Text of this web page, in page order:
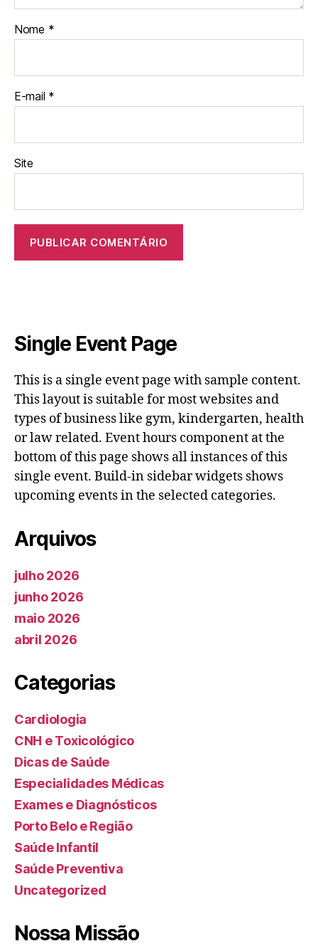
Nome *
E-mail *
Site
Single Event Page
This is a single event page with sample content.
This layout is suitable for most websites and
types of business like gym, kindergarten, health
or law related. Event hours component at the
bottom of this page shows all instances of this
single event. Build-in sidebar widgets shows
upcoming events in the selected categories.
Arquivos
julho 2026
junho 2026
maio 2026
abril 2026
Categorias
Cardiologia
CNH e Toxicológico
Dicas de Saúde
Especialidades Médicas
Exames e Diagnósticos
Porto Belo e Região
Saúde Infantil
Saúde Preventiva
Uncategorized
Nossa Missão